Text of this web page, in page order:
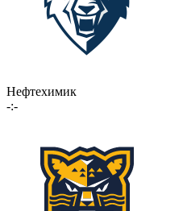
Нефтехимик
-:-